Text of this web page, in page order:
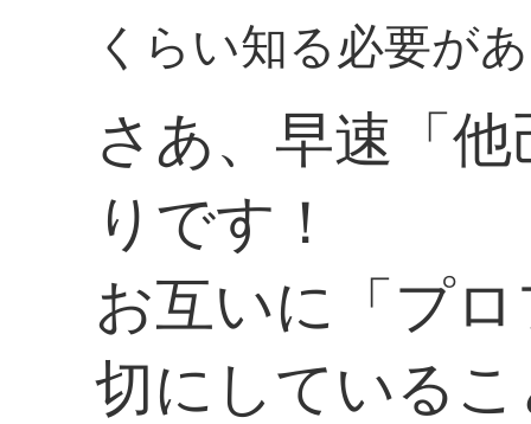
くらい知る必要が
さあ、早速「
りです！
お互いに「プ
切にしている